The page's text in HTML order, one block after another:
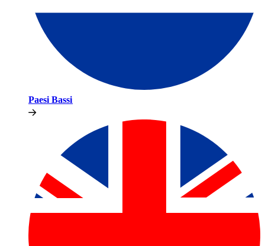
Paesi Bassi​​